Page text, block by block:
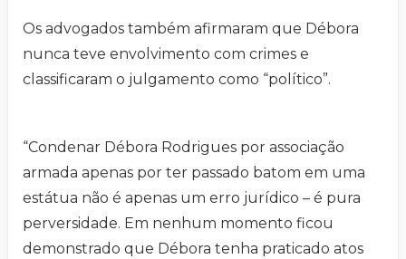
Os advogados também afirmaram que Débora
nunca teve envolvimento com crimes e
classificaram o julgamento como “político”.
“Condenar Débora Rodrigues por associação
armada apenas por ter passado batom em uma
estátua não é apenas um erro jurídico – é pura
perversidade. Em nenhum momento ficou
demonstrado que Débora tenha praticado atos